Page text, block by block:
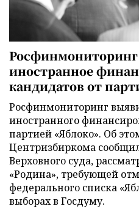
иностранное
кандидатов от
Росфинмониторинг
иностранного
партией «Яблоко». Об
Центризбиркома
Верховного суда,
«Родина», требующей
федерального списка
выборах в Госдуму.